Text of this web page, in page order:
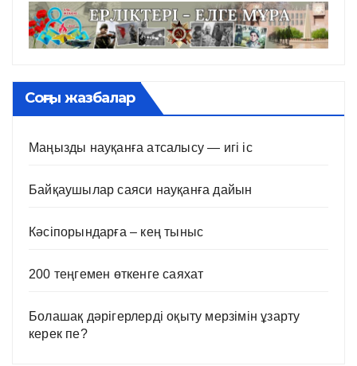
Соңғы жазбалар
Маңызды науқанға атсалысу — игі іс
Байқаушылар саяси науқанға дайын
Кәсіпорындарға – кең тыныс
200 теңгемен өткенге саяхат
Болашақ дәрігерлерді оқыту мерзімін ұзарту
керек пе?